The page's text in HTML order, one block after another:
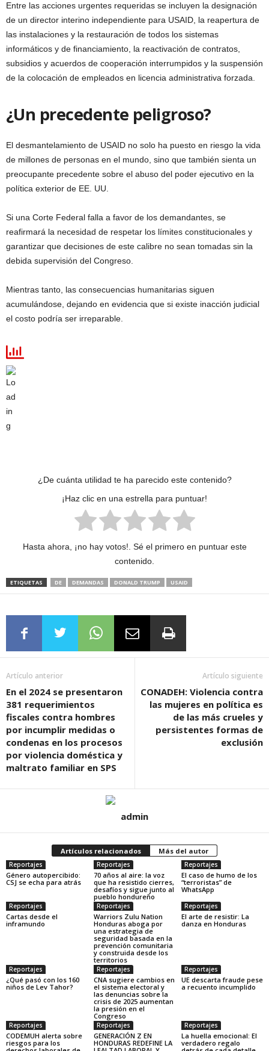
Entre las acciones urgentes requeridas se incluyen la designación
de un director interino independiente para USAID, la reapertura de
las instalaciones y la restauración de todos los sistemas
informáticos y de financiamiento, la reactivación de contratos,
subsidios y acuerdos de cooperación interrumpidos y la suspensión
de la colocación de empleados en licencia administrativa forzada.
¿Un precedente peligroso?
El desmantelamiento de USAID no solo ha puesto en riesgo la vida
de millones de personas en el mundo, sino que también sienta un
preocupante precedente sobre el abuso del poder ejecutivo en la
política exterior de EE. UU.
Si una Corte Federal falla a favor de los demandantes, se
reafirmará la necesidad de respetar los límites constitucionales y
garantizar que decisiones de este calibre no sean tomadas sin la
debida supervisión del Congreso.
Mientras tanto, las consecuencias humanitarias siguen
acumulándose, dejando en evidencia que si existe inacción judicial
el costo podría ser irreparable.
¿De cuánta utilidad te ha parecido este contenido?
¡Haz clic en una estrella para puntuar!
Hasta ahora, ¡no hay votos!. Sé el primero en puntuar este
contenido.
ETIQUETAS DE DEMANDAS DONALD TRUMP USAID
Artículo anterior
En el 2024 se presentaron
381 requerimientos
fiscales contra hombres
por incumplir medidas o
condenas en los procesos
por violencia doméstica y
maltrato familiar en SPS
Artículo siguiente
CONADEH: Violencia contra
las mujeres en política es
de las más crueles y
persistentes formas de
exclusión
admin
Artículos relacionados Más del autor
Reportajes
Género autopercibido:
CSJ se echa para atrás
Reportajes
70 años al aire: la voz
que ha resistido cierres,
desafíos y sigue junto al
pueblo hondureño
Reportajes
El caso de humo de los
“terroristas” de
WhatsApp
Reportajes
Cartas desde el
inframundo
Reportajes
Warriors Zulu Nation
Honduras aboga por
una estrategia de
seguridad basada en la
prevención comunitaria
y construida desde los
territorios
Reportajes
El arte de resistir: La
danza en Honduras
Reportajes
¿Qué pasó con los 160
niños de Lev Tahor?
Reportajes
CNA sugiere cambios en
el sistema electoral y
las denuncias sobre la
crisis de 2025 aumentan
la presión en el
Congreso
Reportajes
UE descarta fraude pese
a recuento incumplido
Reportajes
CODEMUH alerta sobre
riesgos para los
Reportajes
GENERACIÓN Z EN
HONDURAS REDEFINE LA
Reportajes
La huella emocional: El
verdadero regalo